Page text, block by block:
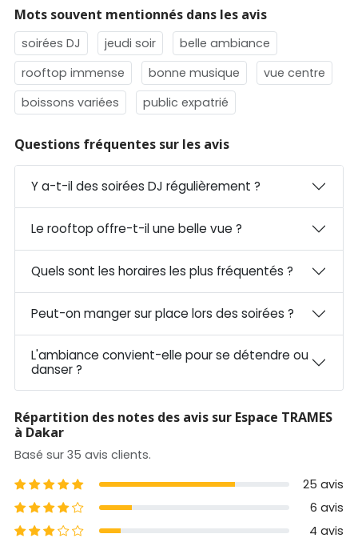
Mots souvent mentionnés dans les avis
soirées DJ jeudi soir
belle ambiance
rooftop immense
bonne musique
vue centre
boissons variées
public expatrié
Questions fréquentes sur les avis
Y a-t-il des soirées DJ régulièrement ?
Le rooftop offre-t-il une belle vue ?
Quels sont les horaires les plus fréquentés ?
Peut-on manger sur place lors des soirées ?
L'ambiance convient-elle pour se détendre ou
danser ?
Répartition des notes des avis sur Espace TRAMES
à Dakar
Basé sur 35 avis clients.
5 étoiles
25 avis
4 étoiles
6 avis
3 étoiles
4 avis